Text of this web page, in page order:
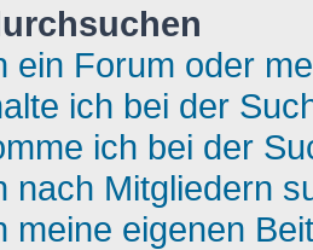
ein Forum oder
ich bei der
ich bei der
nach Mitgliedern
meine eigenen